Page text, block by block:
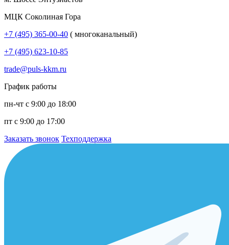
МЦК Соколиная Гора
+7 (495) 365-00-40 ( многоканальный)
+7 (495) 623-10-85
trade@puls-kkm.ru
График работы
пн-чт с 9:00 до 18:00
пт с 9:00 до 17:00
Заказать звонок Техподдержка